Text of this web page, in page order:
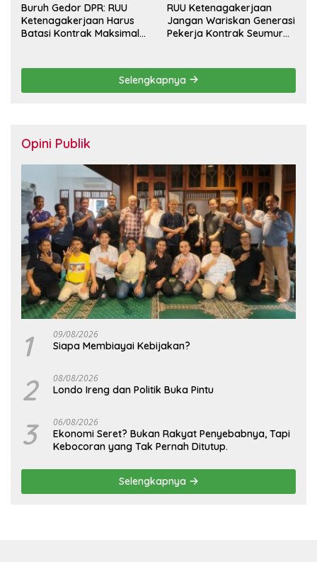
Buruh Gedor DPR: RUU
Ketenagakerjaan Harus
Batasi Kontrak Maksimal
RUU Ketenagakerjaan
Jangan Wariskan Generasi
Pekerja Kontrak Seumur
Selengkapnya
Opini Publik
1 09/08/2026
Siapa Membiayai Kebijakan?
2 08/08/2026
Londo Ireng dan Politik Buka Pintu
3 06/08/2026
Ekonomi Seret? Bukan Rakyat Penyebabnya, Tapi
Kebocoran yang Tak Pernah Ditutup.
Selengkapnya